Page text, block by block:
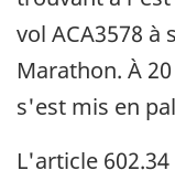
vol ACA3578 à
Marathon. À
s'est mis en
L'article